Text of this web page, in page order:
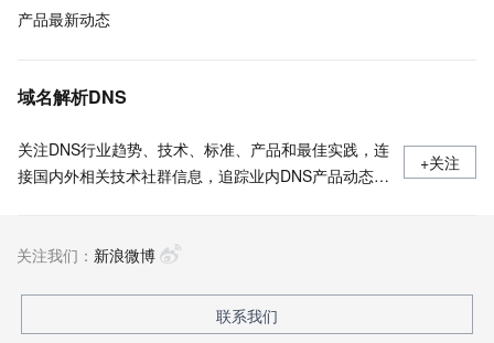
产品最新动态
域名解析DNS
关注DNS行业趋势、技术、标准、产品和最佳实践，连
接国内外相关技术社群信息，追踪业内DNS产品动态，
+关注
关注我们： 新浪微博
联系我们